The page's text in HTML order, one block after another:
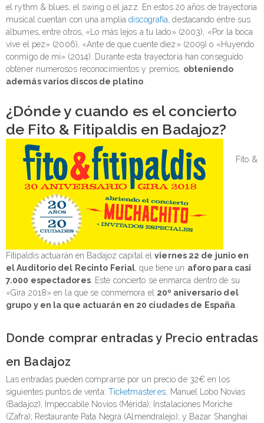
el rythm & blues, el swing o el jazz. En estos 20 años de trayectoria
musical cuentan con una ampliadiscografía , destacando entre sus
álbumes, entre otros, «Lo más lejos a tu lado» (2003), «Por la boca
vive el pez» (2006), «Ante de que cuente diez» (2009) o «Huyendo
conmigo de mí» (2014). Durante esta trayectoria han conseguido
obtener numerosos reconocimientos y premios, obteniendo
además varios discos de platino
¿Dónde y cuando es el concierto
de Fito & Fitipaldis en Badajoz?
Fito &
Fitipaldis actuarán en Badajoz capital elviernes 22 de junio en
el Auditorio del Recinto Ferial, que tiene un aforo para casi
7.000 espectadores. Este concierto se enmarca dentro de su
«Gira 2018» en la que se conmemora el 20º aniversario del
grupo y en la que actuarán en 20 ciudades de España.
Donde comprar entradas y Precio entradas
en Badajoz
Las entradas pueden comprarse por un precio de 32€ en los
siguientes puntos de venta: Ticketmaster.es; Manuel Lobo Novias
(Badajoz); Impeccabile Novios (Mérida); Instalaciones Moriche
(Zafra); Restaurante Pata Negra (Almendralejo); y Bazar Shanghai